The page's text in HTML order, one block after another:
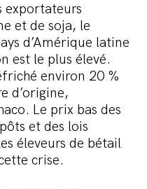
exportateurs
et de soja, le
d’Amérique latine
est le plus élevé.
environ 20 %
d’origine,
Le prix bas des
et des lois
éleveurs de bétail
crise.